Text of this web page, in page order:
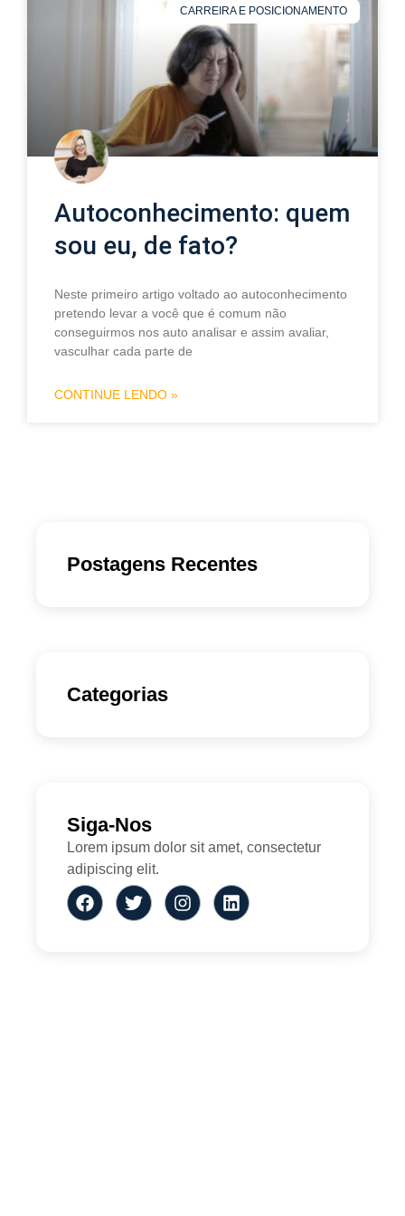
CARREIRA E POSICIONAMENTO
Autoconhecimento: quem
sou eu, de fato?
Neste primeiro artigo voltado ao autoconhecimento
pretendo levar a você que é comum não
conseguirmos nos auto analisar e assim avaliar,
vasculhar cada parte de
CONTINUE LENDO »
Postagens Recentes
Categorias
Siga-Nos
Lorem ipsum dolor sit amet, consectetur
adipiscing elit.